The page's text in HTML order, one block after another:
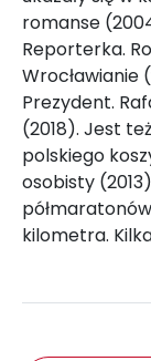
romanse
Reporterka.
Wrocławianie
Prezydent.
(2018). Jest
polskiego
osobisty
kilometra.